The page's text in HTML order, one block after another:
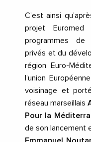
C’est ainsi
projet
programmes de
privés et du
région Euro-
l’union
voisinage et
réseau marseillais
Pour la
de son lancement